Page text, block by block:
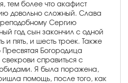
тем более что акафист
довольно сложный. Слава
Сергию
год сын закончил с одной
и пять, и шесть троек. Также
Пресвятая Богородица
справиться с
Я была поражена,
помощь, после того, как